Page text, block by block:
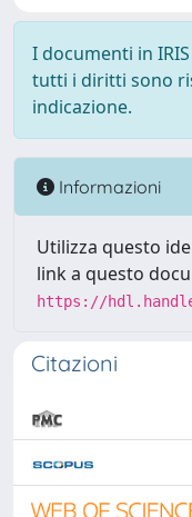
I documenti in
tutti i diritti sono
indicazione.
Informazioni
Utilizza questo
link a questo
https://
Citazioni